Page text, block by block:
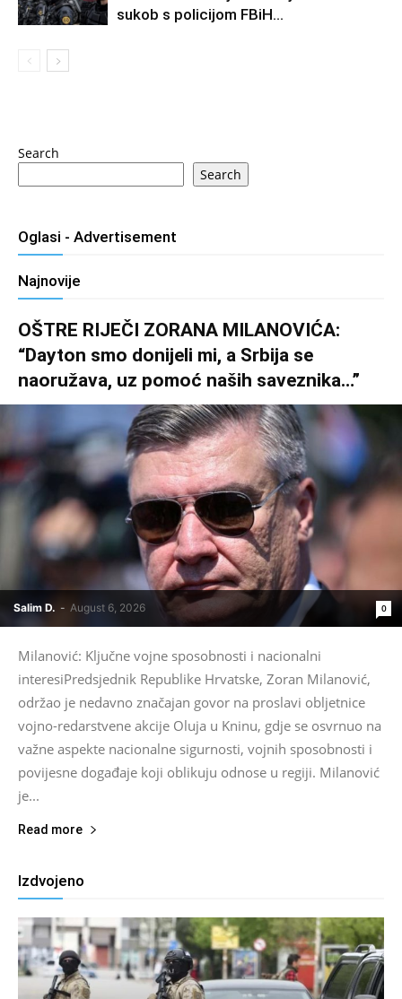
sukob s policijom FBiH…
Search
Search
Oglasi - Advertisement
Najnovije
OŠTRE RIJEČI ZORANA MILANOVIĆA:
“Dayton smo donijeli mi, a Srbija se
naoružava, uz pomoć naših saveznika…”
Salim D. - August 6, 2026 0
Milanović: Ključne vojne sposobnosti i nacionalni
interesiPredsjednik Republike Hrvatske, Zoran Milanović,
održao je nedavno značajan govor na proslavi obljetnice
vojno-redarstvene akcije Oluja u Kninu, gdje se osvrnuo na
važne aspekte nacionalne sigurnosti, vojnih sposobnosti i
povijesne događaje koji oblikuju odnose u regiji. Milanović
je...
Read more
Izdvojeno